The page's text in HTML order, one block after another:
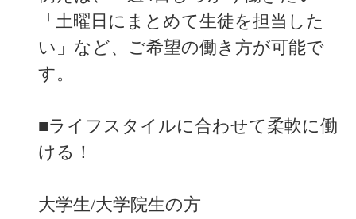
「土曜日にまとめて生徒を担当した
い」など、ご希望の働き方が可能で
す。
■ライフスタイルに合わせて柔軟に働
ける！
大学生/大学院生の方